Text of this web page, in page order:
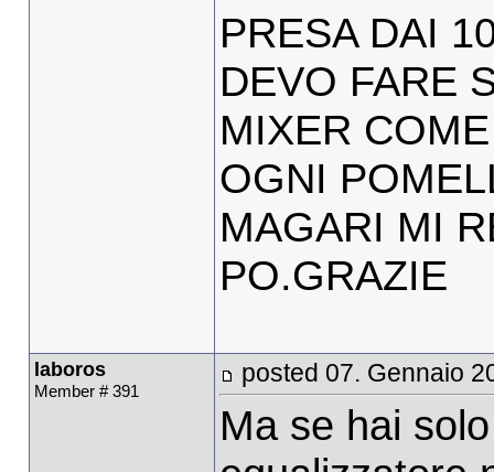
PRESA DAI
DEVO FARE
MIXER
OGNI
MAGARI MI
PO.GRAZIE
laboros
Member # 391
posted 07. Gennaio
Ma se hai